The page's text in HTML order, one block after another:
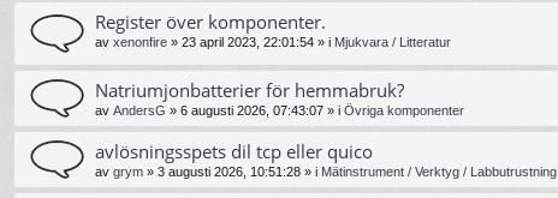
Register över komponenter.
av xenonfire » 23 april 2023, 22:01:54 » i Mjukvara / Litteratur
Natriumjonbatterier för hemmabruk?
av AndersG » 6 augusti 2026, 07:43:07 » i Övriga komponenter
avlösningsspets dil tcp eller quico
av grym » 3 augusti 2026, 10:51:28 » i Mätinstrument / Verktyg / Labbutrustning